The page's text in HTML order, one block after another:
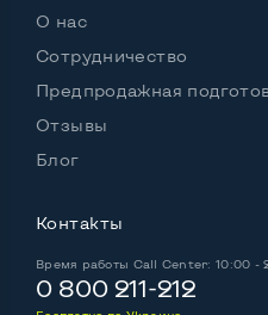
О нас
Сотрудничество
Предпродажная
Отзывы
Блог
Контакты
Время работы Call Center: 10:00 -
0 800 211-212